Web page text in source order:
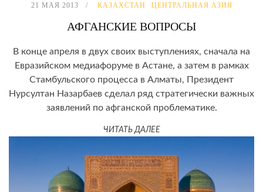
21 МАЯ 2013 КАЗАХСТАН ЦЕНТРАЛЬНАЯ АЗИЯ
АФГАНСКИЕ ВОПРОСЫ
В конце апреля в двух своих выступлениях, сначала на
Евразийском медиафоруме в Астане, а затем в рамках
Стамбульского процесса в Алматы, Президент
Нурсултан Назарбаев сделал ряд стратегически важных
заявлений по афганской проблематике.
ЧИТАТЬ ДАЛЕЕ